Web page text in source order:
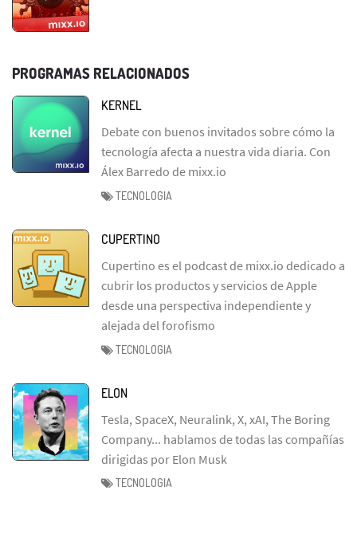
PROGRAMAS RELACIONADOS
KERNEL
Debate con buenos invitados sobre cómo la
tecnología afecta a nuestra vida diaria. Con
Álex Barredo de mixx.io
TECNOLOGIA
CUPERTINO
Cupertino es el podcast de mixx.io dedicado a
cubrir los productos y servicios de Apple
desde una perspectiva independiente y
alejada del forofismo
TECNOLOGIA
ELON
Tesla, SpaceX, Neuralink, X, xAI, The Boring
Company... hablamos de todas las compañías
dirigidas por Elon Musk
TECNOLOGIA